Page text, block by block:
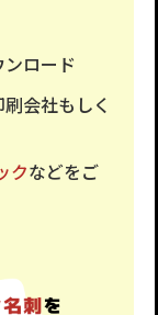
ロード
会社もしく
クなどをご